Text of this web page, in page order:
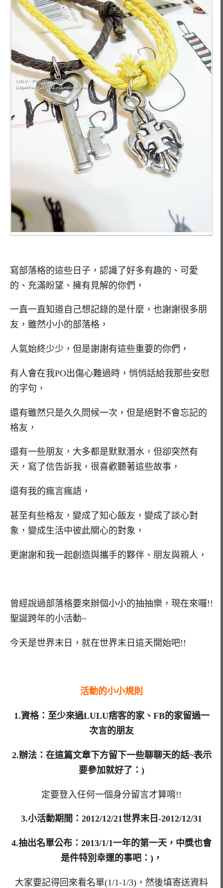
寫部落格的這些日子，認識了好多有趣的、可愛
的、充滿盼望、擁有見解的你們，
一直一直知道自己想記錄的是什麼，也謝謝很多朋
友，雖然小小的部落格，
人氣始終少少，但是謝謝有這些重要的你們，
有人會在我PO出傷心難過時，悄悄話給我那些安慰
的字句，
還有雖然只是久久問候一次，但是絕對不會忘記的
格友，
還有一些朋友，大多都是默默潛水，但卻突然有
天，寫了信告訴我，很喜歡聽著這些故事，
還有我的瘋言瘋語，
甚至有些格友，變成了知心飯友，變成了談心對
象，變成生活中彼此關心的對象，
更謝謝和我一起創造與攜手的夥伴、朋友與親人，
曾經說過部落格要來辦個小小的抽抽樂，現在來囉!!
聖誕跨年的小活動~
今天是世界末日，就在世界末日這天開始吧!!
活動的小小規則
1.資格：至少來過LULU痞客的家、FB的家留過一
次言的朋友
2.辦法：在這篇文章下方留下一些聊聊天的話~表示
要參加就好了：)
定要登入任何一個身分留言才算唷!!
3.小活動期間：2012/12/21世界末日-2012/12/31
4.抽出名單公布：2013/1/1一年的第一天，中獎也會
是件特別幸運的事吧：)，
大家要記得回來看名單(1/1-1/3)，然後填寄送資料